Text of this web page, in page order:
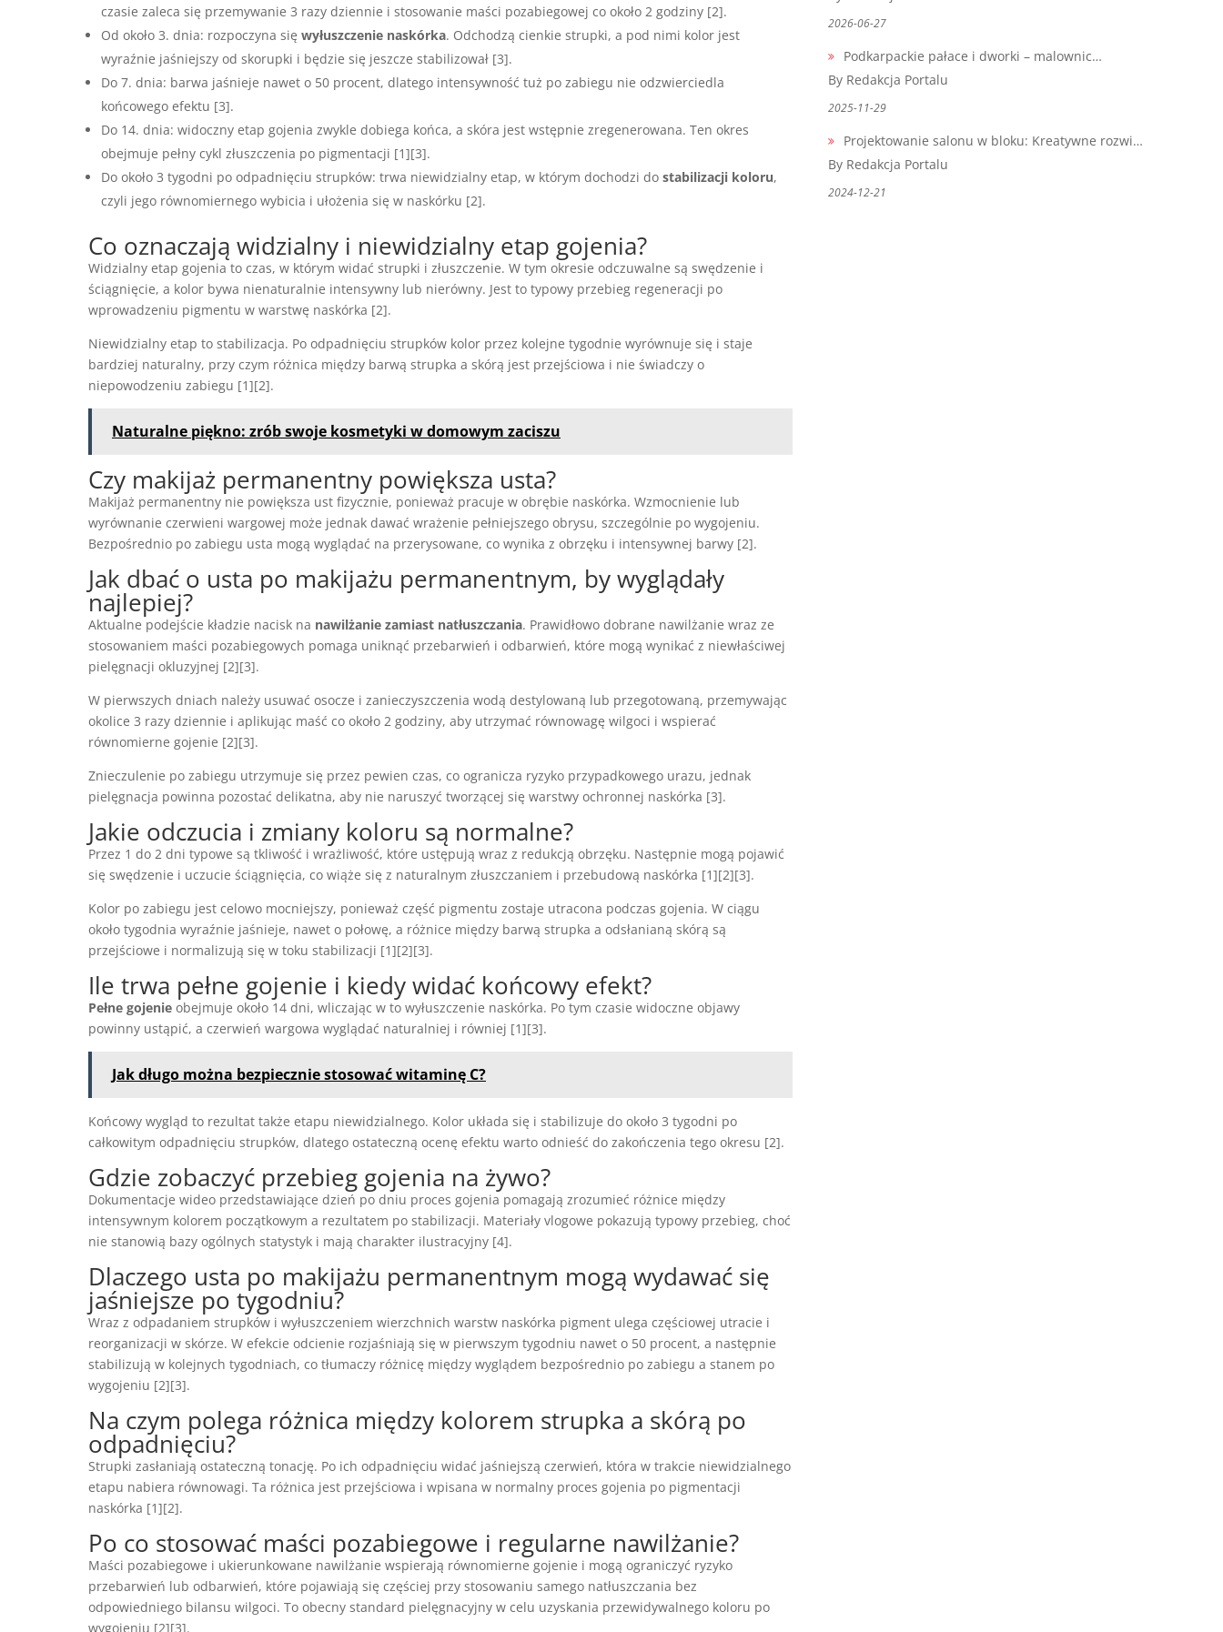
czasie zaleca się przemywanie 3 razy dziennie i stosowanie maści pozabiegowej co około 2 godziny [2].
Od około 3. dnia: rozpoczyna się wyłuszczenie naskórka. Odchodzą cienkie strupki, a pod nimi kolor jest
wyraźnie jaśniejszy od skorupki i będzie się jeszcze stabilizował [3].
Do 7. dnia: barwa jaśnieje nawet o 50 procent, dlatego intensywność tuż po zabiegu nie odzwierciedla
końcowego efektu [3].
Do 14. dnia: widoczny etap gojenia zwykle dobiega końca, a skóra jest wstępnie zregenerowana. Ten okres
obejmuje pełny cykl złuszczenia po pigmentacji [1][3].
Do około 3 tygodni po odpadnięciu strupków: trwa niewidzialny etap, w którym dochodzi do stabilizacji koloru,
czyli jego równomiernego wybicia i ułożenia się w naskórku [2].
Co oznaczają widzialny i niewidzialny etap gojenia?
Widzialny etap gojenia to czas, w którym widać strupki i złuszczenie. W tym okresie odczuwalne są swędzenie i
ściągnięcie, a kolor bywa nienaturalnie intensywny lub nierówny. Jest to typowy przebieg regeneracji po
wprowadzeniu pigmentu w warstwę naskórka [2].
Niewidzialny etap to stabilizacja. Po odpadnięciu strupków kolor przez kolejne tygodnie wyrównuje się i staje
bardziej naturalny, przy czym różnica między barwą strupka a skórą jest przejściowa i nie świadczy o
niepowodzeniu zabiegu [1][2].
Naturalne piękno: zrób swoje kosmetyki w domowym zaciszu
Czy makijaż permanentny powiększa usta?
Makijaż permanentny nie powiększa ust fizycznie, ponieważ pracuje w obrębie naskórka. Wzmocnienie lub
wyrównanie czerwieni wargowej może jednak dawać wrażenie pełniejszego obrysu, szczególnie po wygojeniu.
Bezpośrednio po zabiegu usta mogą wyglądać na przerysowane, co wynika z obrzęku i intensywnej barwy [2].
Jak dbać o usta po makijażu permanentnym, by wyglądały
najlepiej?
Aktualne podejście kładzie nacisk na nawilżanie zamiast natłuszczania. Prawidłowo dobrane nawilżanie wraz ze
stosowaniem maści pozabiegowych pomaga uniknąć przebarwień i odbarwień, które mogą wynikać z niewłaściwej
pielęgnacji okluzyjnej [2][3].
W pierwszych dniach należy usuwać osocze i zanieczyszczenia wodą destylowaną lub przegotowaną, przemywając
okolice 3 razy dziennie i aplikując maść co około 2 godziny, aby utrzymać równowagę wilgoci i wspierać
równomierne gojenie [2][3].
Znieczulenie po zabiegu utrzymuje się przez pewien czas, co ogranicza ryzyko przypadkowego urazu, jednak
pielęgnacja powinna pozostać delikatna, aby nie naruszyć tworzącej się warstwy ochronnej naskórka [3].
Jakie odczucia i zmiany koloru są normalne?
Przez 1 do 2 dni typowe są tkliwość i wrażliwość, które ustępują wraz z redukcją obrzęku. Następnie mogą pojawić
się swędzenie i uczucie ściągnięcia, co wiąże się z naturalnym złuszczaniem i przebudową naskórka [1][2][3].
Kolor po zabiegu jest celowo mocniejszy, ponieważ część pigmentu zostaje utracona podczas gojenia. W ciągu
około tygodnia wyraźnie jaśnieje, nawet o połowę, a różnice między barwą strupka a odsłanianą skórą są
przejściowe i normalizują się w toku stabilizacji [1][2][3].
Ile trwa pełne gojenie i kiedy widać końcowy efekt?
Pełne gojenie obejmuje około 14 dni, wliczając w to wyłuszczenie naskórka. Po tym czasie widoczne objawy
powinny ustąpić, a czerwień wargowa wyglądać naturalniej i równiej [1][3].
Jak długo można bezpiecznie stosować witaminę C?
Końcowy wygląd to rezultat także etapu niewidzialnego. Kolor układa się i stabilizuje do około 3 tygodni po
całkowitym odpadnięciu strupków, dlatego ostateczną ocenę efektu warto odnieść do zakończenia tego okresu [2].
Gdzie zobaczyć przebieg gojenia na żywo?
Dokumentacje wideo przedstawiające dzień po dniu proces gojenia pomagają zrozumieć różnice między
intensywnym kolorem początkowym a rezultatem po stabilizacji. Materiały vlogowe pokazują typowy przebieg, choć
nie stanowią bazy ogólnych statystyk i mają charakter ilustracyjny [4].
Dlaczego usta po makijażu permanentnym mogą wydawać się
jaśniejsze po tygodniu?
Wraz z odpadaniem strupków i wyłuszczeniem wierzchnich warstw naskórka pigment ulega częściowej utracie i
reorganizacji w skórze. W efekcie odcienie rozjaśniają się w pierwszym tygodniu nawet o 50 procent, a następnie
stabilizują w kolejnych tygodniach, co tłumaczy różnicę między wyglądem bezpośrednio po zabiegu a stanem po
wygojeniu [2][3].
Na czym polega różnica między kolorem strupka a skórą po
odpadnięciu?
Strupki zasłaniają ostateczną tonację. Po ich odpadnięciu widać jaśniejszą czerwień, która w trakcie niewidzialnego
etapu nabiera równowagi. Ta różnica jest przejściowa i wpisana w normalny proces gojenia po pigmentacji
naskórka [1][2].
Po co stosować maści pozabiegowe i regularne nawilżanie?
Maści pozabiegowe i ukierunkowane nawilżanie wspierają równomierne gojenie i mogą ograniczyć ryzyko
przebarwień lub odbarwień, które pojawiają się częściej przy stosowaniu samego natłuszczania bez
odpowiedniego bilansu wilgoci. To obecny standard pielęgnacyjny w celu uzyskania przewidywalnego koloru po
wygojeniu [2][3].
2026-06-27
Podkarpackie pałace i dworki – malownic…
By Redakcja Portalu
2025-11-29
Projektowanie salonu w bloku: Kreatywne rozwi…
By Redakcja Portalu
2024-12-21